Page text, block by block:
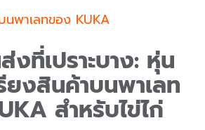
นพาเลทของ KUKA
งที่เปราะบาง: หุ่น
งสินค้าบนพาเลท
สำหรับไข่ไก่